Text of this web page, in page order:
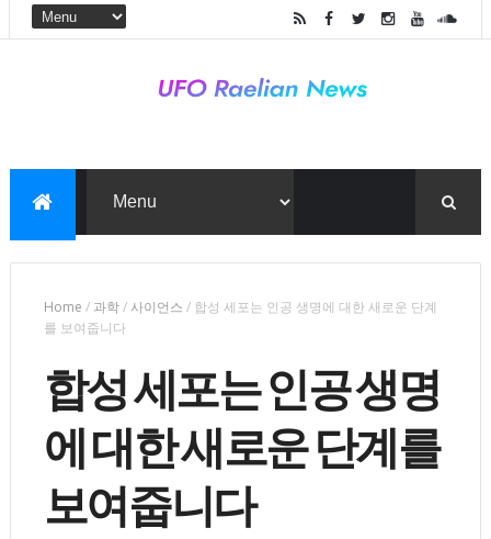
Home / 과학/ 사이언스 / 합성 세포는 인공 생명에 대한 새로운 단계
를 보여줍니다
합성 세포는 인공 생명
에 대한 새로운 단계를
보여줍니다